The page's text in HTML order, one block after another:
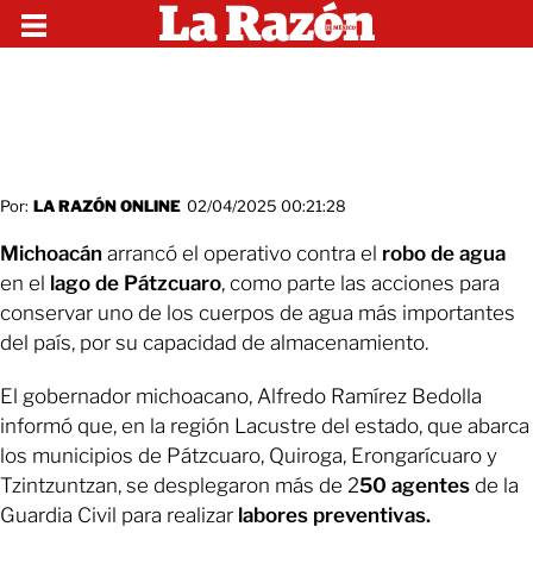
Por: LA RAZÓN ONLINE 02/04/2025 00:21:28
Michoacán arrancó el operativo contra el robo de agua
en el lago de Pátzcuaro, como parte las acciones para
conservar uno de los cuerpos de agua más importantes
del país, por su capacidad de almacenamiento.
El gobernador michoacano, Alfredo Ramírez Bedolla
informó que, en la región Lacustre del estado, que abarca
los municipios de Pátzcuaro, Quiroga, Erongarícuaro y
Tzintzuntzan, se desplegaron más de 250 agentes de la
Guardia Civil para realizar labores preventivas.